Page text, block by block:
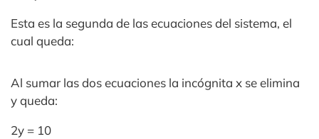
Esta es la segunda de las ecuaciones del sistema, el
cual queda:
Al sumar las dos ecuaciones la incógnita x se elimina
y queda:
2y = 10